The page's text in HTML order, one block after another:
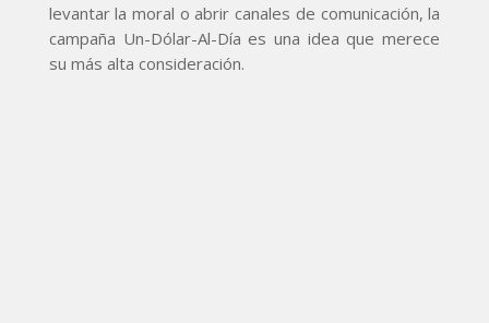
levantar la moral o abrir canales de comunicación, la
campaña Un-Dólar-Al-Día es una idea que merece
su más alta consideración.